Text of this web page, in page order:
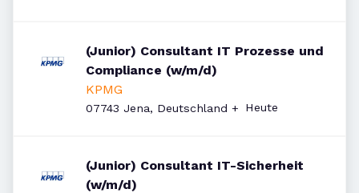
(Junior) Consultant IT Prozesse und
Compliance (w/m/d)
KPMG
07743 Jena, Deutschland + Veröffentlicht
Heute
(Junior) Consultant IT-Sicherheit
(w/m/d)